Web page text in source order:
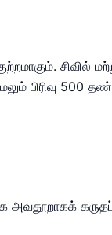
சிவில்
பிரிவு 500
அவதூறாகக்